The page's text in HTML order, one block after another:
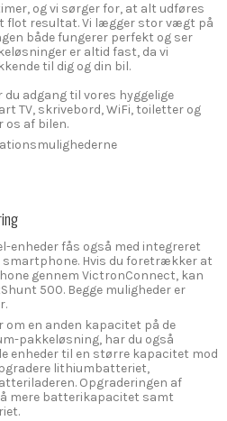
og vi sørger for, at alt udføres
flot resultat. Vi lægger stor vægt på
både fungerer perfekt og ser
er altid fast, da vi
til dig og din bil.
adgang til vores hyggelige
TV, skrivebord, WiFi, toiletter og
os af bilen.
enheder fås også med integreret
Hvis du foretrækker at
gennem VictronConnect, kan
500. Begge muligheder er
om en anden kapacitet på de
pakkeløsning, har du også
enheder til en større kapacitet mod
lithiumbatteriet,
Opgraderingen af
mere batterikapacitet samt